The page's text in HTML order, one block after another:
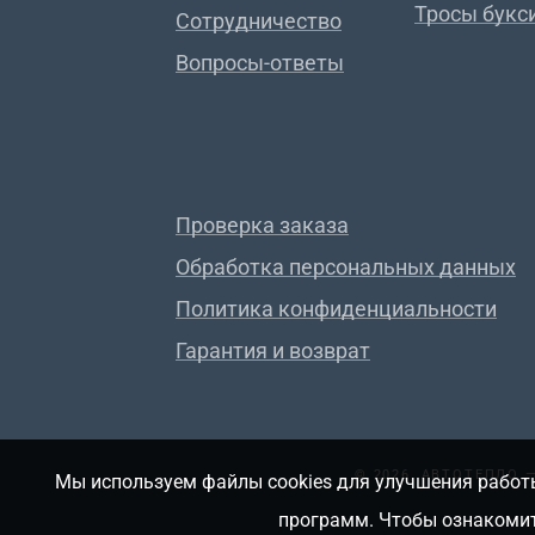
Сотрудничество
Вопросы-ответы
Тросы
Проверка заказа
Обработка персональных данных
Политика конфиденциальности
Гарантия и возврат
© 2026, АВТОТЕПЛО
Мы используем файлы cookies для улучшения
программ. Чтобы